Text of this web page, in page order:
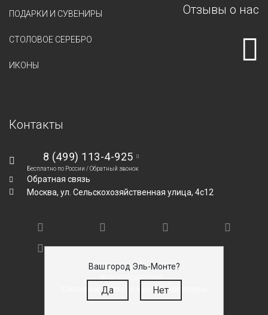
Ваш город Эль-Монте?
Да Нет
ПОДАРКИ И СУВЕНИРЫ
СТОЛОВОЕ СЕРЕБРО
ИКОНЫ
Отзывы о нас
Контакты
8 (499) 113-4-925
Бесплатно по России /Обратный звонок
Обратная связь
Москва, ул. Сельскохозяйственная улица, 4с12
© SILVEROFF 2026
Ювелирные изделия с мужским характером